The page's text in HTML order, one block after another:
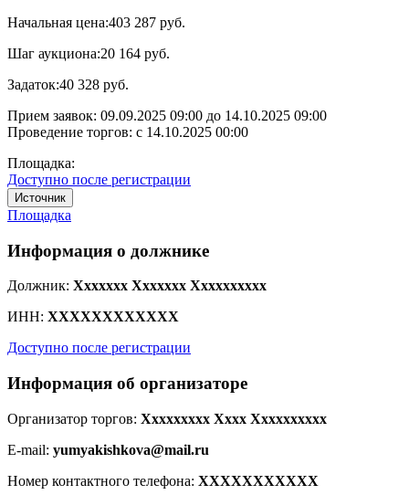
Начальная цена:403 287 руб.
Шаг аукциона:20 164 руб.
Задаток:40 328 руб.
Прием заявок: 09.09.2025 09:00 до 14.10.2025 09:00
Проведение торгов: с 14.10.2025 00:00
Площадка:
Доступно после регистрации
Источник
Площадка
Информация о должнике
Должник: Xxxxxxx Xxxxxxx Xxxxxxxxxx
ИНН: XXXXXXXXXXXX
Доступно после регистрации
Информация об организаторе
Организатор торгов: Xxxxxxxxx Xxxx Xxxxxxxxxx
E-mail: yumyakishkova@mail.ru
Номер контактного телефона: XXXXXXXXXXX